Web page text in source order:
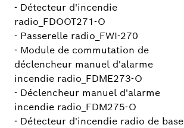
- Détecteur d'incendie
radio_FDOOT271-O
- Passerelle radio_FWI-270
- Module de commutation de
déclencheur manuel d'alarme
incendie radio_FDME273-O
- Déclencheur manuel d'alarme
incendie radio_FDM275-O
- Détecteur d'incendie radio de base